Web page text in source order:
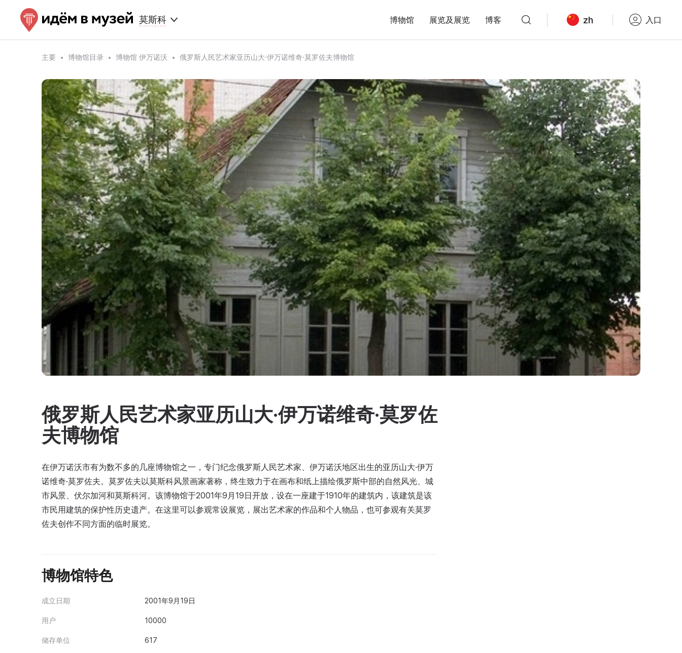
莫斯科 博物馆 展览及展览 博客 zh 入口
主要 博物馆目录 博物馆 伊万诺沃 俄罗斯人民艺术家亚历山大·伊万诺维奇·莫罗佐夫博物馆
俄罗斯人民艺术家亚历山大·伊万诺维奇·莫罗佐
夫博物馆
在伊万诺沃市有为数不多的几座博物馆之一，专门纪念俄罗斯人民艺术家、伊万诺沃地区出生的亚历山大·伊万
诺维奇·莫罗佐夫。莫罗佐夫以莫斯科风景画家著称，终生致力于在画布和纸上描绘俄罗斯中部的自然风光、城
市风景、伏尔加河和莫斯科河。该博物馆于2001年9月19日开放，设在一座建于1910年的建筑内，该建筑是该
市民用建筑的保护性历史遗产。在这里可以参观常设展览，展出艺术家的作品和个人物品，也可参观有关莫罗
佐夫创作不同方面的临时展览。
博物馆特色
成立日期 2001年9月19日
用户 10000
储存单位 617